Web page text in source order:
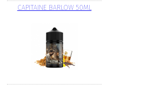
CAPITAINE BARLOW 50ML